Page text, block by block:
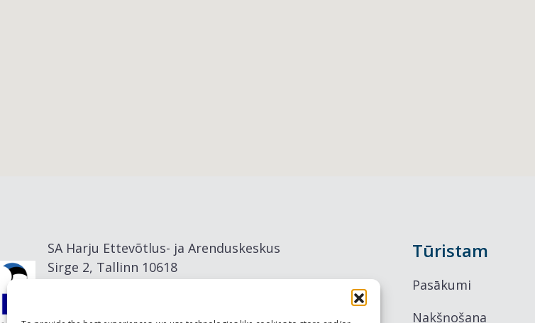
SA Harju Ettevõtlus- ja Arenduskeskus
Sirge 2, Tallinn 10618
Tūristam
Pasākumi
Nakšņošana